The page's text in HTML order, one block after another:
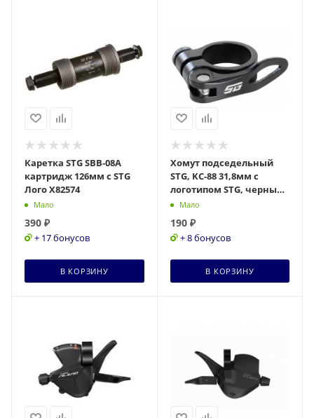
Каретка STG SBB-08A
картридж 126мм с STG
Лого Х82574
Мало
390 ₽
+ 17 бонусов
В КОРЗИНУ
Хомут подседельный
STG, KC-88 31,8мм с
логотипом STG, черный,
Х74043-5
Мало
190₽
+ 8 бонусов
В КОРЗИНУ